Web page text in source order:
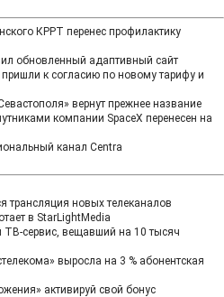
КРРТ перенес профилактику
обновленный адаптивный сайт
к согласию по новому тарифу и
вернут прежнее название
компании SpaceX перенесен на
канал Centra
трансляция новых телеканалов
в StarLightMedia
ТВ-сервис, вещавший на 10 тысяч
выросла на 3 % абонентская
активируй свой бонус